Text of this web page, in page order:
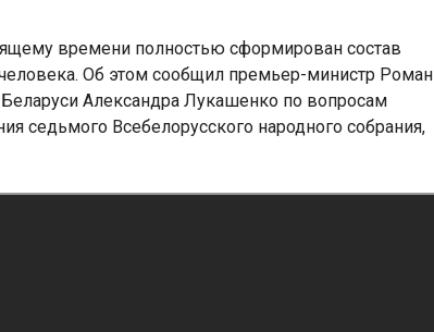
времени полностью сформирован состав
Об этом сообщил премьер-министр Роман
Александра Лукашенко по вопросам
седьмого Всебелорусского народного собрания,